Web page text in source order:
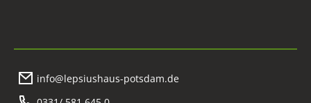
info@lepsiushaus-potsdam.de